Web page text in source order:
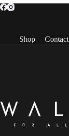
Shop Contact